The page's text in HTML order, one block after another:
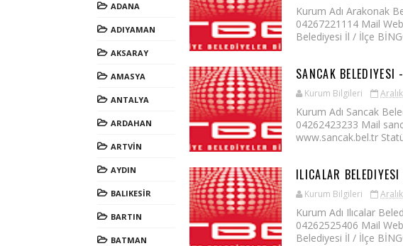
ADANA
ADIYAMAN
AKSARAY
AMASYA
ANTALYA
ARDAHAN
ARTVİN
AYDIN
BALIKESİR
BARTIN
BATMAN
Kurum Adı Arakonak
04267221114 Mail
Belediyesi İl / İlçe
SANCAK
Kurum Bilgileri
Kurum Adı Sancak
04262423233 Mail
www.sancak.bel.tr
ILICALAR
Kurum Bilgileri
Kurum Adı Ilıcalar
04262525406 Mail
Belediyesi İl / İlçe